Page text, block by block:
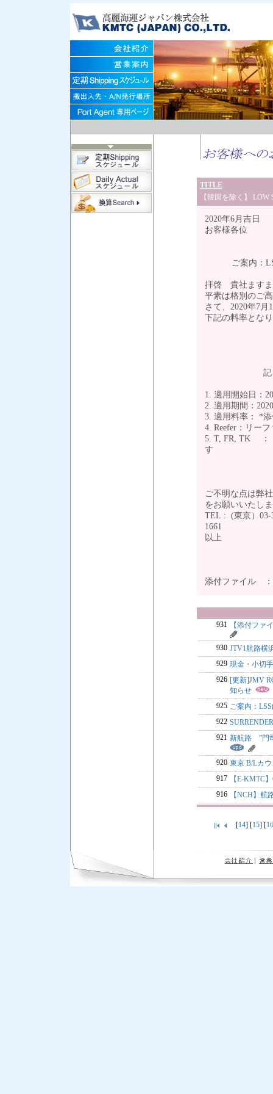
TITLE
【韓国を除く】
2020年6月吉日
お客様各位
ご案内：LSS(
拝啓 貴社ますま
平素は格別のご
さて、2020年7月
下記の料率とな
1. 適用開始日：
2. 適用期間：
3. 適用料率： *
4. Reefer：リー
5. T, FR, TK ：
す
ご不明な点は弊
をお願いいたし
TEL : (東京）03-
以上
添付ファイル
931 【添付ファ
930 JTV1航路横
929 現金・小切
926 [更新]JMV
知らせ
925 ご案内：
922
921 新航路 ”門
920 東京 B/Lカ
917
【E-KMTC
916
【NCH】航
[14] [15] [16